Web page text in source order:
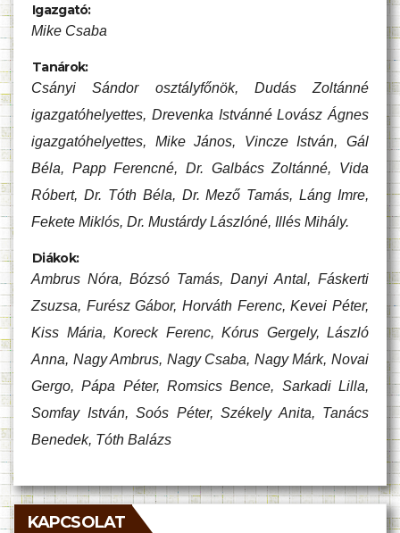
Igazgató:
Mike Csaba
Tanárok:
Csányi Sándor osztályfőnök, Dudás Zoltánné
igazgatóhelyettes, Drevenka Istvánné Lovász Ágnes
igazgatóhelyettes, Mike János, Vincze István, Gál
Béla, Papp Ferencné, Dr. Galbács Zoltánné, Vida
Róbert, Dr. Tóth Béla, Dr. Mező Tamás, Láng Imre,
Fekete Miklós, Dr. Mustárdy Lászlóné, Illés Mihály.
Diákok:
Ambrus Nóra, Bózsó Tamás, Danyi Antal, Fáskerti
Zsuzsa, Furész Gábor, Horváth Ferenc, Kevei Péter,
Kiss Mária, Koreck Ferenc, Kórus Gergely, László
Anna, Nagy Ambrus, Nagy Csaba, Nagy Márk, Novai
Gergo, Pápa Péter, Romsics Bence, Sarkadi Lilla,
Somfay István, Soós Péter, Székely Anita, Tanács
Benedek, Tóth Balázs
KAPCSOLAT